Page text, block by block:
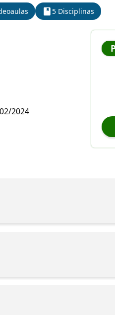
5 Disciplinas
2024